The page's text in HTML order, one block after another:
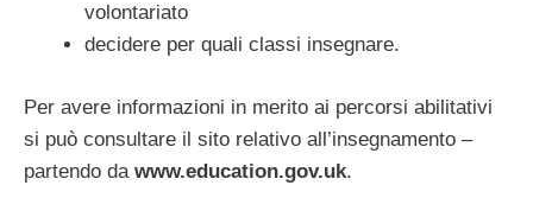
volontariato
decidere per quali classi insegnare.
Per avere informazioni in merito ai percorsi abilitativi
si può consultare il sito relativo all’insegnamento –
partendo da www.education.gov.uk.